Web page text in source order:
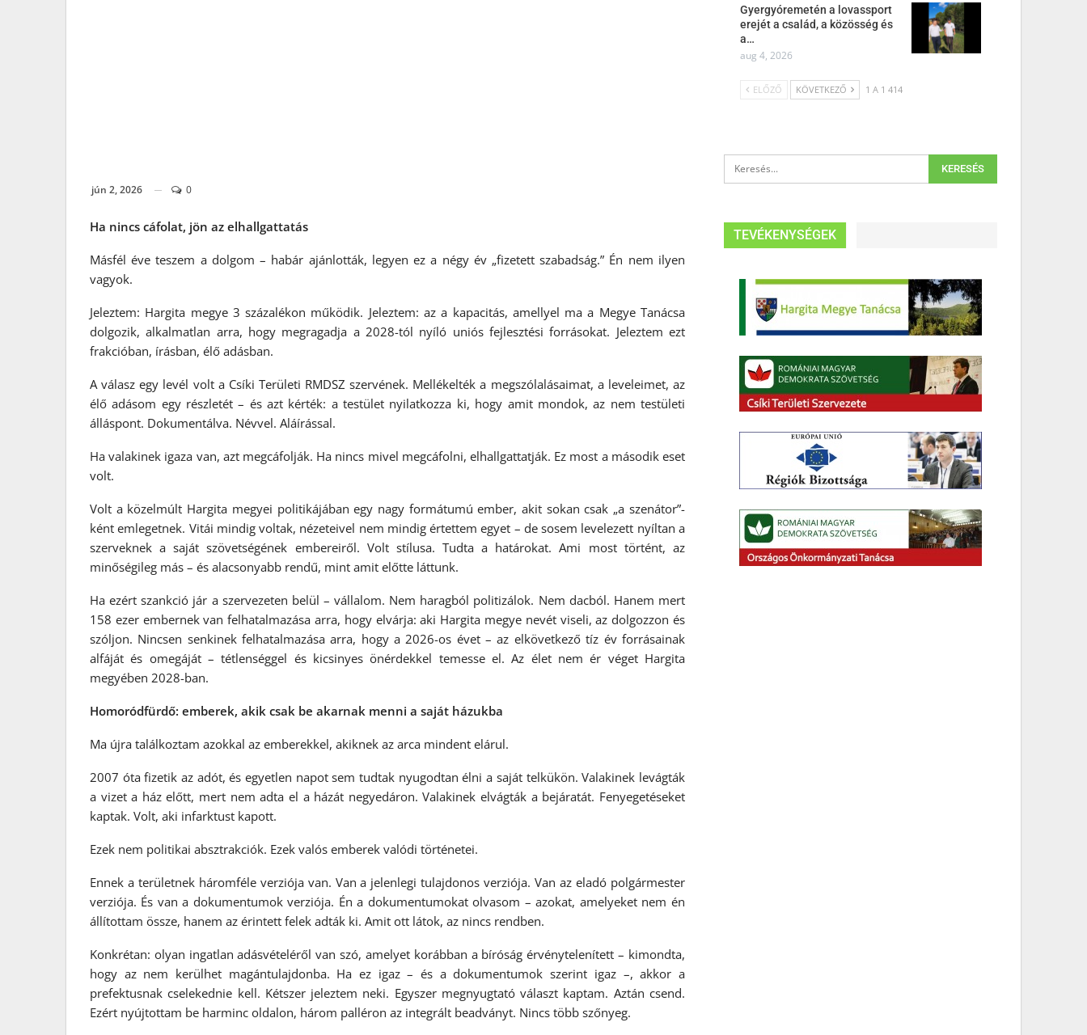
jún 2, 2026 0
Ha nincs cáfolat, jön az elhallgattatás
Másfél éve teszem a dolgom – habár ajánlották, legyen ez a négy év „fizetett szabadság.” Én nem ilyen
vagyok.
Jeleztem: Hargita megye 3 százalékon működik. Jeleztem: az a kapacitás, amellyel ma a Megye Tanácsa
dolgozik, alkalmatlan arra, hogy megragadja a 2028-tól nyíló uniós fejlesztési forrásokat. Jeleztem ezt
frakcióban, írásban, élő adásban.
A válasz egy levél volt a Csíki Területi RMDSZ szervének. Mellékelték a megszólalásaimat, a leveleimet, az
élő adásom egy részletét – és azt kérték: a testület nyilatkozza ki, hogy amit mondok, az nem testületi
álláspont. Dokumentálva. Névvel. Aláírással.
Ha valakinek igaza van, azt megcáfolják. Ha nincs mivel megcáfolni, elhallgattatják. Ez most a második eset
volt.
Volt a közelmúlt Hargita megyei politikájában egy nagy formátumú ember, akit sokan csak „a szenátor”-
ként emlegetnek. Vitái mindig voltak, nézeteivel nem mindig értettem egyet – de sosem levelezett nyíltan a
szerveknek a saját szövetségének embereiről. Volt stílusa. Tudta a határokat. Ami most történt, az
minőségileg más – és alacsonyabb rendű, mint amit előtte láttunk.
Ha ezért szankció jár a szervezeten belül – vállalom. Nem haragból politizálok. Nem dacból. Hanem mert
158 ezer embernek van felhatalmazása arra, hogy elvárja: aki Hargita megye nevét viseli, az dolgozzon és
szóljon. Nincsen senkinek felhatalmazása arra, hogy a 2026-os évet – az elkövetkező tíz év forrásainak
alfáját és omegáját – tétlenséggel és kicsinyes önérdekkel temesse el. Az élet nem ér véget Hargita
megyében 2028-ban.
Homoródfürdő: emberek, akik csak be akarnak menni a saját házukba
Ma újra találkoztam azokkal az emberekkel, akiknek az arca mindent elárul.
2007 óta fizetik az adót, és egyetlen napot sem tudtak nyugodtan élni a saját telkükön. Valakinek levágták
a vizet a ház előtt, mert nem adta el a házát negyedáron. Valakinek elvágták a bejáratát. Fenyegetéseket
kaptak. Volt, aki infarktust kapott.
Ezek nem politikai absztrakciók. Ezek valós emberek valódi történetei.
Ennek a területnek háromféle verziója van. Van a jelenlegi tulajdonos verziója. Van az eladó polgármester
verziója. És van a dokumentumok verziója. Én a dokumentumokat olvasom – azokat, amelyeket nem én
állítottam össze, hanem az érintett felek adták ki. Amit ott látok, az nincs rendben.
Konkrétan: olyan ingatlan adásvételéről van szó, amelyet korábban a bíróság érvénytelenített – kimondta,
hogy az nem kerülhet magántulajdonba. Ha ez igaz – és a dokumentumok szerint igaz –, akkor a
prefektusnak cselekednie kell. Kétszer jeleztem neki. Egyszer megnyugtató választ kaptam. Aztán csend.
Ezért nyújtottam be harminc oldalon, három palléron az integrált beadványt. Nincs több szőnyeg.
Gyergyóremetén a lovassport
erejét a család, a közösség és
a…
aug 4, 2026
ELŐZŐ KÖVETKEZŐ 1 A 1 414
TEVÉKENYSÉGEK